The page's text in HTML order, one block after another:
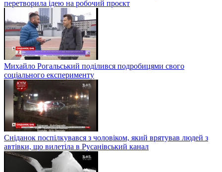
перетворила ідею на робочий проєкт
Михайло Рогальський поділився подробицями свого
соціального експерименту
Сніданок поспілкувався з чоловіком, який врятував людей з
автівки, що вилетіла в Русанівський канал